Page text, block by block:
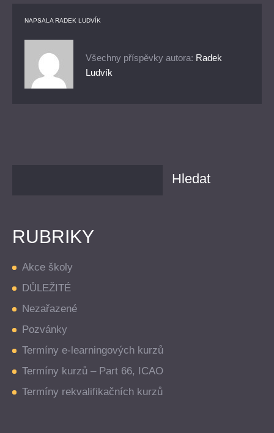
NAPSALARADEK LUDVÍK
Všechny příspěvky autora: Radek
Ludvík
RUBRIKY
Akce školy
DŮLEŽITÉ
Nezařazené
Pozvánky
Termíny e-learningových kurzů
Termíny kurzů – Part 66, ICAO
Termíny rekvalifikačních kurzů